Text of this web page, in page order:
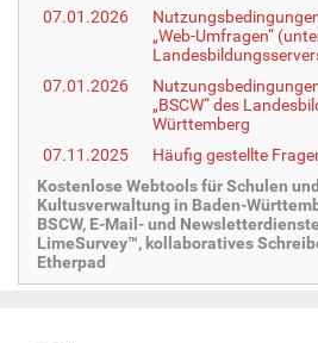
:
07.01.2026
„Web-Umfragen“
07.01.2026
„BSCW“ des
Württemberg
07.11.2025
Häufig gestellte
Kostenlose Webtools für Schulen
Kultusverwaltung in Baden-
BSCW, E-Mail- und
LimeSurvey™, kollaboratives
Etherpad